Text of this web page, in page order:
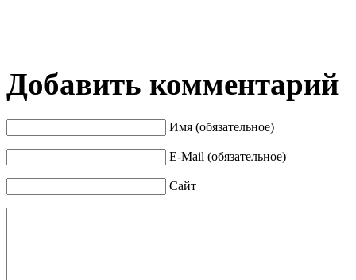
Добавить комментарий
Имя (обязательное)
E-Mail (обязательное)
Сайт